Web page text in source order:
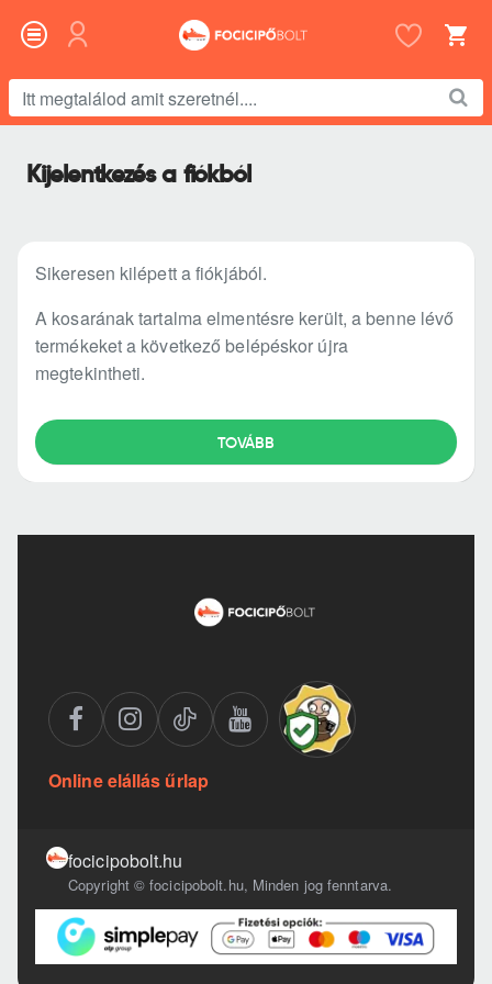
megtalálod
szeretnél....
Kijelentkezés a fiókból
Sikeresen kilépett a fiókjából.
A kosarának tartalma elmentésre került, a benne lévő
termékeket a következő belépéskor újra
megtekintheti.
TOVÁBB
Online elállás űrlap
focicipobolt.hu
Copyright © focicipobolt.hu, Minden jog fenntarva.